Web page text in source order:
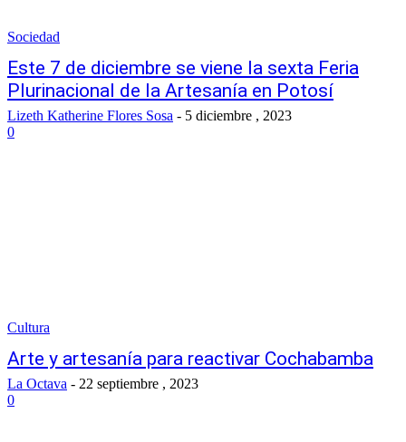
Sociedad
Este 7 de diciembre se viene la sexta Feria
Plurinacional de la Artesanía en Potosí
Lizeth Katherine Flores Sosa - 5 diciembre , 2023
0
Cultura
Arte y artesanía para reactivar Cochabamba
La Octava - 22 septiembre , 2023
0